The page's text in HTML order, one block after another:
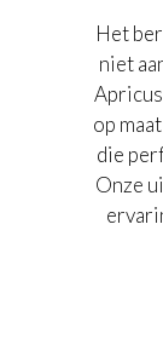
Het
niet
op
die
Onze